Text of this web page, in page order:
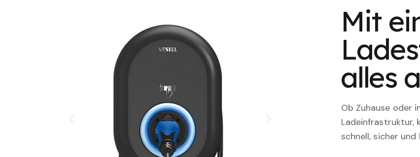
Mit
alles
Ob Zuhause oder
Ladeinfrastruktur,
schnell, sicher